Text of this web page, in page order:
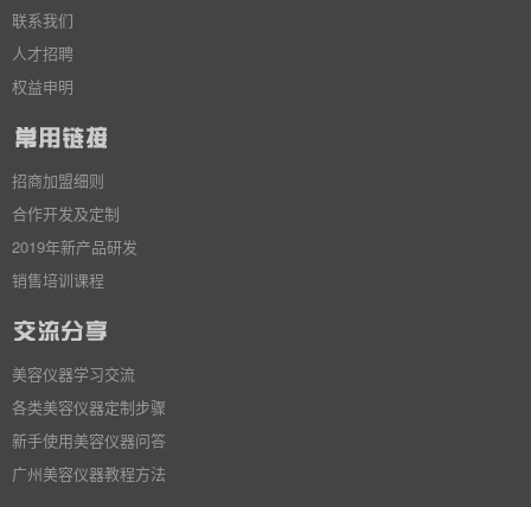
联系我们
人才招聘
权益申明
招商加盟细则
合作开发及定制
2019年新产品研发
销售培训课程
美容仪器学习交流
各类美容仪器定制步骤
新手使用美容仪器问答
广州美容仪器教程方法